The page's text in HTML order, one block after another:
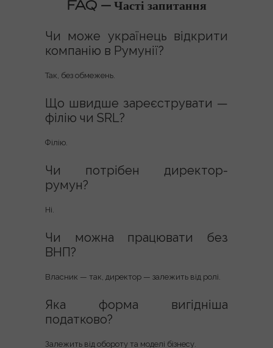
FAQ — Часті запитання
Чи може українець відкрити
компанію в Румунії?
Так, без обмежень.
Що швидше зареєструвати —
філію чи SRL?
Філію.
Чи потрібен директор-
румун?
Ні.
Чи можна працювати без
ВНП?
Власник — так, директор — залежить від ролі.
Яка форма вигідніша
податково?
Залежить від обороту та моделі бізнесу.